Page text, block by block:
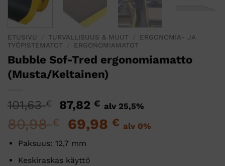
ETUSIVU TURVALLISUUS & MUUT
ERGONOMIA- JA
TYÖPISTEMATOT
ERGONOMIAMATOT
Bubble Sof-Tred ergonomiamatto
(Musta/Keltainen)
101,63€
Alkuperäinen
hinta
oli:
101,63 €.
87,82€ Nykyinen
hinta
on:
alv 25,5%
80,98€
Alkuperäinen
hinta
oli:
80,98 €.
69,98 €Nykyinen
alv 0%
Paksuus: 12,7 mm
Keskiraskas käyttö